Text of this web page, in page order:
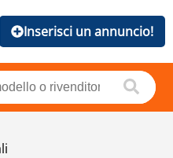
Inserisci un annuncio!